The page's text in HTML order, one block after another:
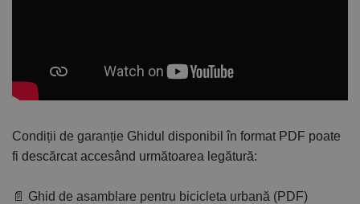
Condiții de garanție Ghidul disponibil în format PDF poate
fi descărcat accesând următoarea legătură:
📄 Ghid de asamblare pentru bicicleta urbană (PDF)